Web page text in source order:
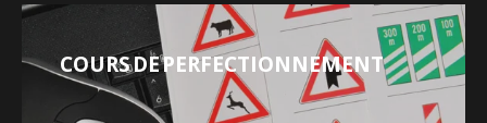
COURS DE PERFECTIONNEMENT